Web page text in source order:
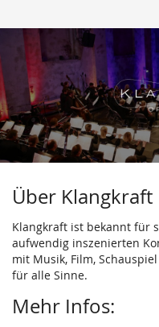
Haupt-
Inhalt
springen
Klangkraft
Orchester
Über Klangkraft
Klangkraft ist bekannt für
aufwendig inszenierten
mit Musik, Film,
für alle Sinne.
Mehr Infos: